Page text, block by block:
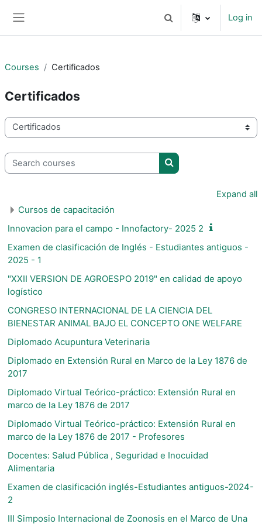
Toggle search input
Log in
Courses Certificados
Certificados
Course categories
Search courses
Search courses
Expand all
Cursos de capacitación
Innovacion para el campo - Innofactory- 2025 2
Examen de clasificación de Inglés - Estudiantes antiguos -
2025 - 1
"XXII VERSION DE AGROESPO 2019" en calidad de apoyo
logístico
CONGRESO INTERNACIONAL DE LA CIENCIA DEL
BIENESTAR ANIMAL BAJO EL CONCEPTO ONE WELFARE
Diplomado Acupuntura Veterinaria
Diplomado en Extensión Rural en Marco de la Ley 1876 de
2017
Diplomado Virtual Teórico-práctico: Extensión Rural en
marco de la Ley 1876 de 2017
Diplomado Virtual Teórico-práctico: Extensión Rural en
marco de la Ley 1876 de 2017 - Profesores
Docentes: Salud Pública , Seguridad e Inocuidad
Alimentaria
Examen de clasificación inglés-Estudiantes antiguos-2024-
2
III Simposio Internacional de Zoonosis en el Marco de Una